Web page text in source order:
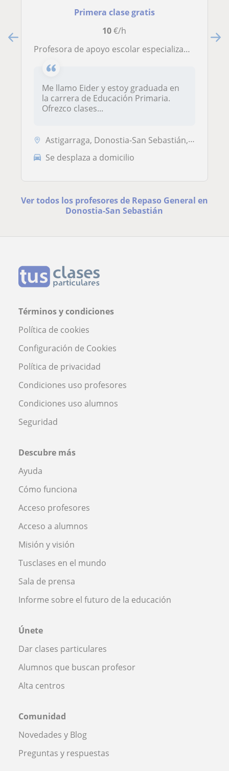
Primera clase gratis
10€/h
Profesora de apoyo escolar especializada en clases para niños/as de forma presencial
Me llamo Eider y estoy graduada en
la carrera de Educación Primaria.
Ofrezco clases...
Astigarraga, Donostia-San Sebastián, Hernani
Se desplaza a domicilio
Ver todos los profesores de Repaso General en
Donostia-San Sebastián
Términos y condiciones
Política de cookies
Configuración de Cookies
Política de privacidad
Condiciones uso profesores
Condiciones uso alumnos
Seguridad
Descubre más
Ayuda
Cómo funciona
Acceso profesores
Acceso a alumnos
Misión y visión
Tusclases en el mundo
Sala de prensa
Informe sobre el futuro de la educación
Únete
Dar clases particulares
Alumnos que buscan profesor
Alta centros
Comunidad
Novedades y Blog
Preguntas y respuestas